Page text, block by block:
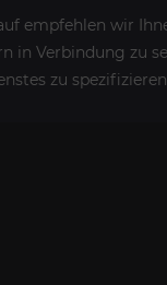
empfehlen wir
in Verbindung zu
zu